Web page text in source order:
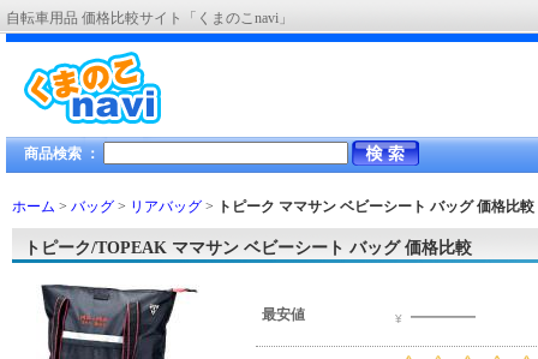
自転車用品 価格比較サイト「くまのこnavi」
商品検索 ：
ホーム > バッグ > リアバッグ > トピーク ママサン ベビーシート バッグ価格比較
トピーク/TOPEAK ママサン ベビーシート バッグ 価格比較
最安値 ¥ ―――